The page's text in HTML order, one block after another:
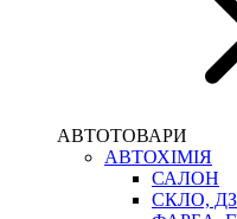
АВТОТОВАРИ
АВТОХІМІЯ
САЛОН
СКЛО,